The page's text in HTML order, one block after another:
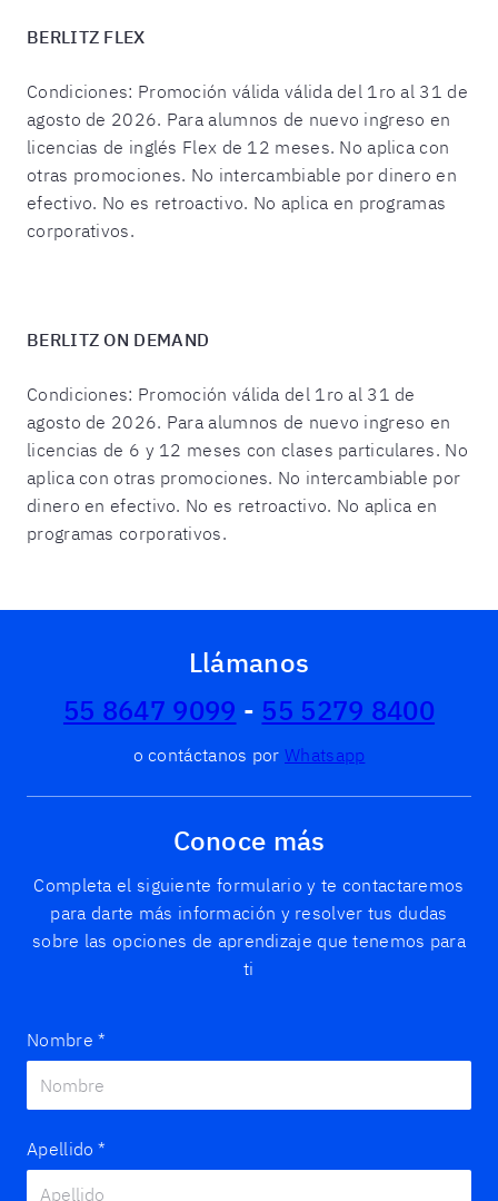
BERLITZ FLEX
Condiciones: Promoción válida válida del 1ro al 31 de
agosto de 2026. Para alumnos de nuevo ingreso en
licencias de inglés Flex de 12 meses. No aplica con
otras promociones. No intercambiable por dinero en
efectivo. No es retroactivo. No aplica en programas
corporativos.
BERLITZ ON DEMAND
Condiciones: Promoción válida del 1ro al 31 de
agosto de 2026. Para alumnos de nuevo ingreso en
licencias de 6 y 12 meses con clases particulares. No
aplica con otras promociones. No intercambiable por
dinero en efectivo. No es retroactivo. No aplica en
programas corporativos.
Llámanos
55 8647 9099 - 55 5279 8400
o contáctanos por Whatsapp
Conoce más
Completa el siguiente formulario y te contactaremos
para darte más información y resolver tus dudas
sobre las opciones de aprendizaje que tenemos para
ti
Nombre *
Apellido *